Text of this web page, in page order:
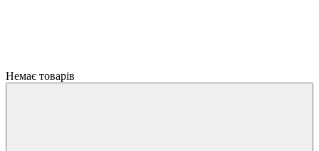
Немає товарів